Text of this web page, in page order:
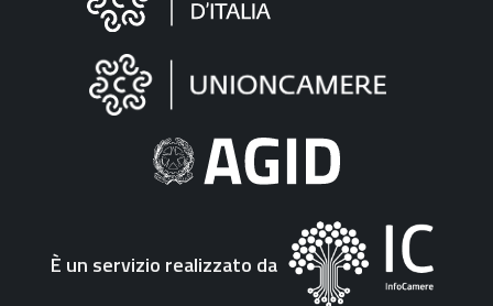
"Fattura
Elettronica"
È un servizio realizzato da